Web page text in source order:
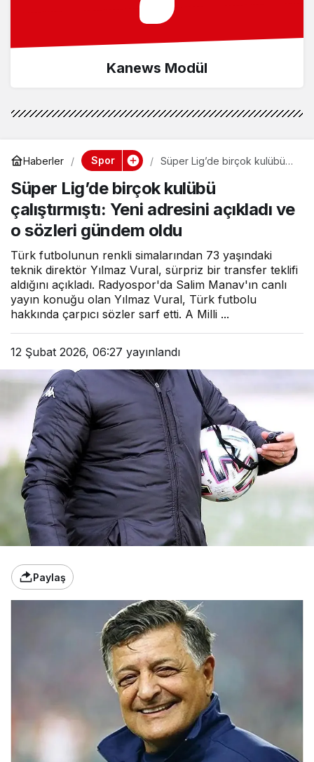
Kanews Modül
Haberler Spor
Süper Lig’de birçok kulübü
açıkladı ve o sözleri gündem
oldu
Süper Lig’de birçok kulübü
çalıştırmıştı: Yeni adresini açıkladı ve
o sözleri gündem oldu
Türk futbolunun renkli simalarından 73 yaşındaki
teknik direktör Yılmaz Vural, sürpriz bir transfer teklifi
aldığını açıkladı. Radyospor'da Salim Manav'ın canlı
yayın konuğu olan Yılmaz Vural, Türk futbolu
hakkında çarpıcı sözler sarf etti. A Milli ...
12 Şubat 2026, 06:27 yayınlandı
Paylaş